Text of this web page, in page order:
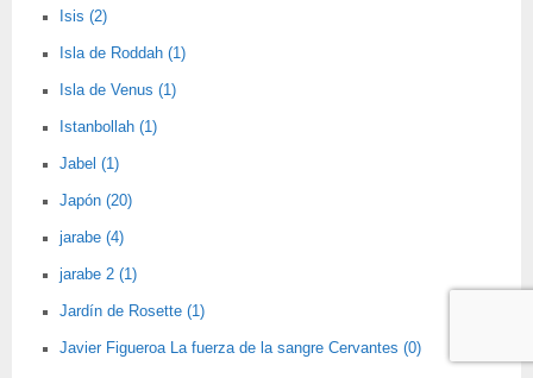
Isis (2)
Isla de Roddah (1)
Isla de Venus (1)
Istanbollah (1)
Jabel (1)
Japón (20)
jarabe (4)
jarabe 2 (1)
Jardín de Rosette (1)
Javier Figueroa La fuerza de la sangre Cervantes (0)